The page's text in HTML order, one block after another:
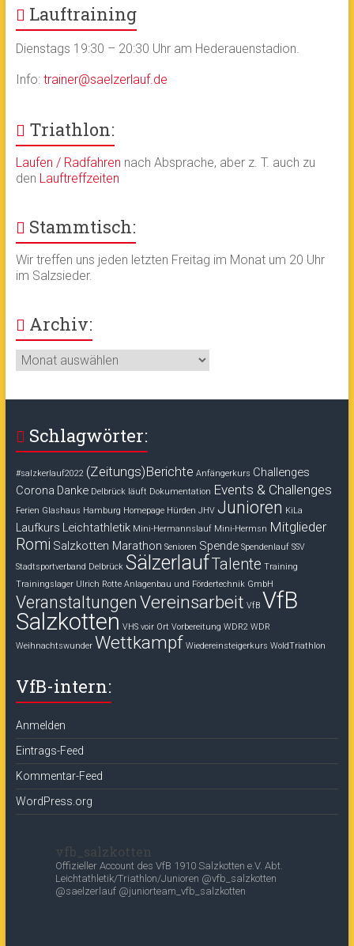
Lauftraining
Dienstags 19:30 – 20:30 Uhr am Hederauenstadion.
Info: trainer@saelzerlauf.de
Triathlon:
Laufen / Radfahren nach Absprache, aber z. T. auch zu
den Lauftreffzeiten
Stammtisch:
Wir treffen uns jeden letzten Freitag im Monat um 20 Uhr
im Salzsieder.
Archiv:
Archiv:
Schlagwörter:
#salzkerlauf2022 (Zeitungs)Berichte Anfängerkurs Challenges
Corona Danke Delbrück läuft Dokumentation Events & Challenges
Ferien Glashaus Hamburg Homepage Hürden JHV Junioren KiLa
Laufkurs Leichtathletik Mini-Hermannslauf Mini-Hermsn Mitglieder
Romi Salzkotten Marathon Senioren Spende Spendenlauf SSV
Stadtsportverband Delbrück SälzerlaufTalente Training
Trainingslager Ulrich Rotte Anlagenbau und Fördertechnik GmbH
Veranstaltungen Vereinsarbeit VfB VfB
Salzkotten VHS voir Ort Vorbereitung WDR2 WDR
Weihnachtswunder Wettkampf Wiedereinsteigerkurs WoldTriathlon
VfB-intern:
Anmelden
Eintrags-Feed
Kommentar-Feed
WordPress.org
vfb_salzkotten
Offizieller Account des VfB 1910 Salzkotten e.V. Abt.
Leichtathletik/Triathlon/Junioren @vfb_salzkotten
@saelzerlauf @juniorteam_vfb_salzkotten